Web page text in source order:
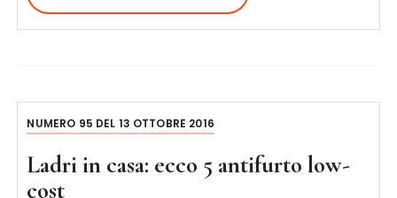
NUMERO 95 DEL 13 OTTOBRE 2016
Ladri in casa: ecco 5 antifurto low-
cost